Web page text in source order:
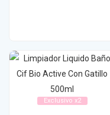
Exclusivo x2